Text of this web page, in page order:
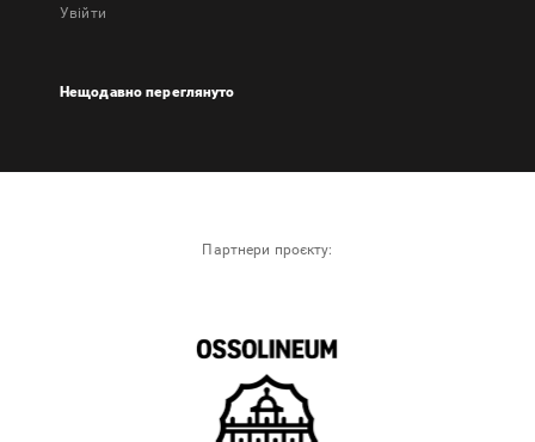
Увійти
Нещодавно переглянуто
Партнери проєкту: